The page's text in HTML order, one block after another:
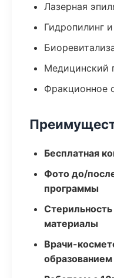
Лазерная
Гидропилинг
Медицинский
Фракционное
Бесплатная
Фото до/
программы
материалы
Врачи-
образованием